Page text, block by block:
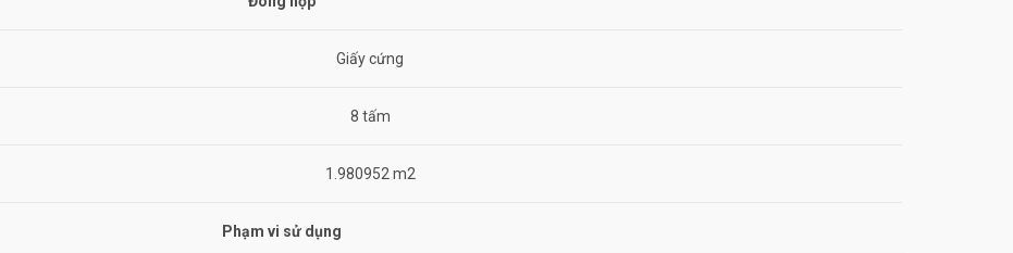
Giấy cứng
8 tấm
1.980952 m2
Phạm vi sử dụng